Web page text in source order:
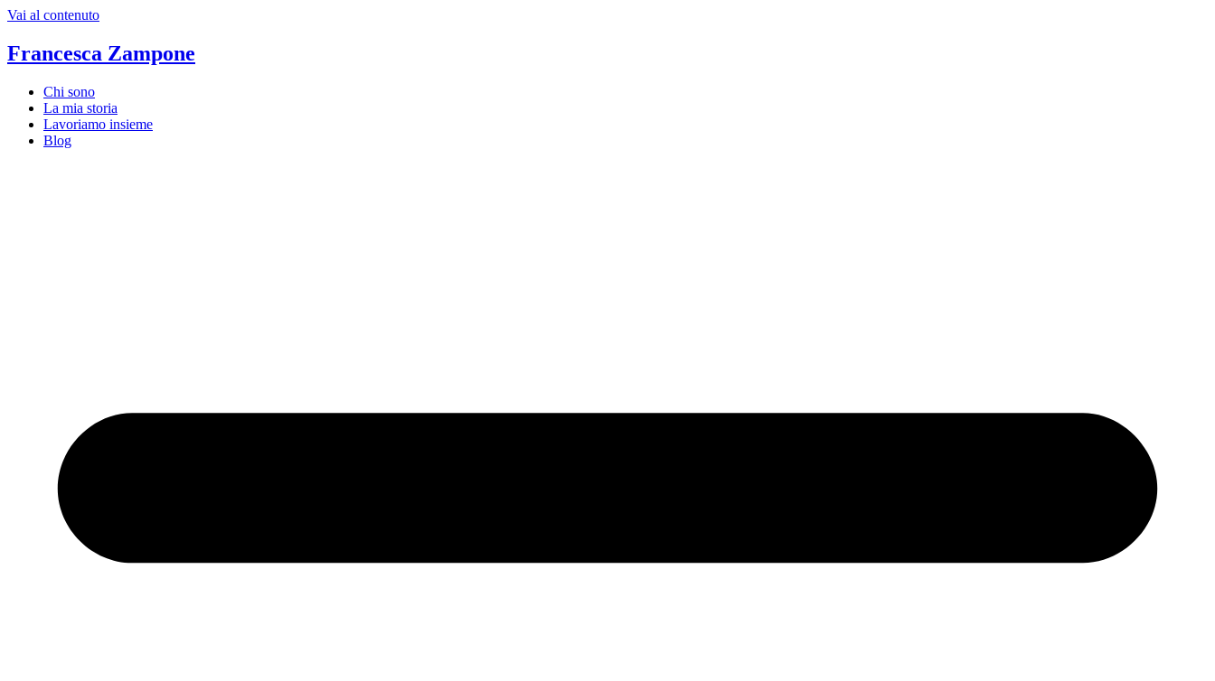
Vai al contenuto
Francesca Zampone
Chi sono
La mia storia
Lavoriamo insieme
Blog